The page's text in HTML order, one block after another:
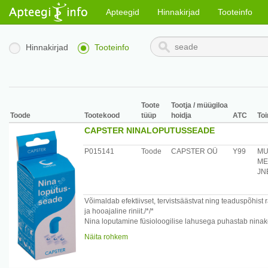
Apteegid Hinnakirjad Tooteinfo
Hinnakirjad Tooteinfo
Toode Tootekood
Toote
tüüp
Tootja / müügiloa
hoidja
ATC
CAPSTER NINALOPUTUSSEADE
P015141 Toode CAPSTER OÜ Y99
Võimaldab efektiivset, tervistsäästvat ning
ja hooajaline riniit./*/*
Nina loputamine füsioloogilise lahusega puhastab
Näita rohkem